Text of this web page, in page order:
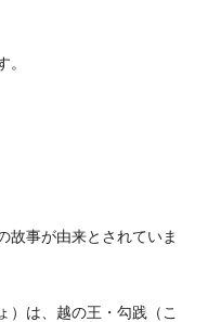
故事が由来とされていま
）は、越の王・勾践（こ